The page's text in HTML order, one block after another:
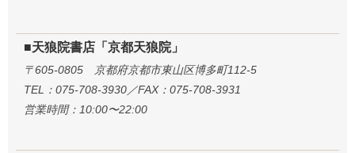
■天狼院書店「京都天狼院」
〒605-0805 京都府京都市東山区博多町112-5
TEL：075-708-3930／FAX：075-708-3931
営業時間：10:00〜22:00